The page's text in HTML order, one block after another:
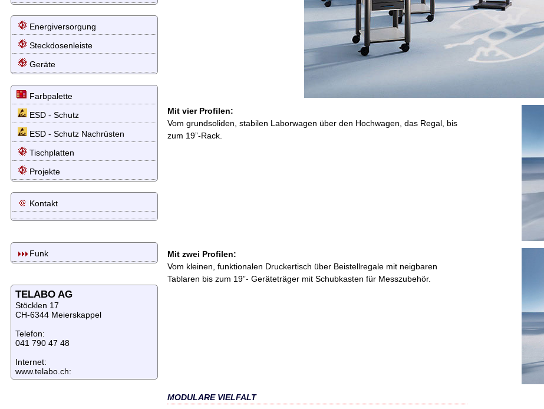
Energiversorgung
Steckdosenleiste
Geräte
Farbpalette
ESD - Schutz
ESD - Schutz Nachrüsten
Tischplatten
Projekte
Kontakt
Funk
TELABO AG
Stöcklen 17
CH-6344 Meierskappel
Telefon:
041 790 47 48
Internet:
www.telabo.ch:
Mit vier Profilen:
Vom grundsoliden, stabilen Laborwagen über den Hochwagen, das Regal, bis
zum 19”-Rack.
Mit zwei Profilen:
Vom kleinen, funktionalen Druckertisch über Beistellregale mit neigbaren
Tablaren bis zum 19”- Geräteträger mit Schubkasten für Messzubehör.
MODULARE VIELFALT